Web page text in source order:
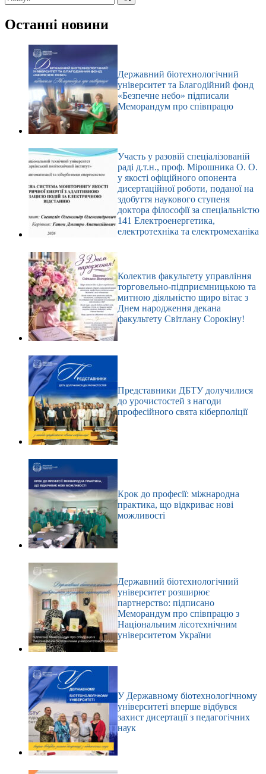
результатів
Останні новини
Державний біотехнологічний
університет та Благодійний фонд
«Безпечне небо» підписали
Меморандум про співпрацю
Участь у разовій спеціалізованій
раді д.т.н., проф. Мірошника О. О.
у якості офіційного опонента
дисертаційної роботи, поданої на
здобуття наукового ступеня
доктора філософії за спеціальністю
141 Електроенергетика,
електротехніка та електромеханіка
Колектив факультету управління
торговельно-підприємницькою та
митною діяльністю щиро вітає з
Днем народження декана
факультету Світлану Сорокіну!
Представники ДБТУ долучилися
до урочистостей з нагоди
професійного свята кіберполіції
Крок до професії: міжнародна
практика, що відкриває нові
можливості
Державний біотехнологічний
університет розширює
партнерство: підписано
Меморандум про співпрацю з
Національним лісотехнічним
університетом України
У Державному біотехнологічному
університеті вперше відбувся
захист дисертації з педагогічних
наук